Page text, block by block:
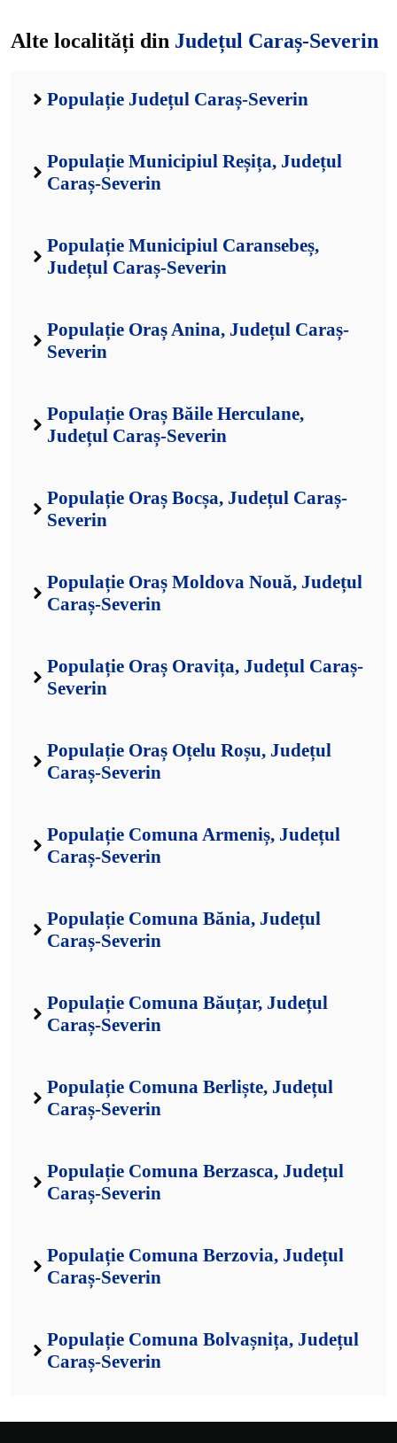
Alte localități din Județul Caraș-Severin
Populație Județul Caraș-Severin
Populație Municipiul Reșița, Județul
Caraș-Severin
Populație Municipiul Caransebeș,
Județul Caraș-Severin
Populație Oraș Anina, Județul Caraș-
Severin
Populație Oraș Băile Herculane,
Județul Caraș-Severin
Populație Oraș Bocșa, Județul Caraș-
Severin
Populație Oraș Moldova Nouă, Județul
Caraș-Severin
Populație Oraș Oravița, Județul Caraș-
Severin
Populație Oraș Oțelu Roșu, Județul
Caraș-Severin
Populație Comuna Armeniș, Județul
Caraș-Severin
Populație Comuna Bănia, Județul
Caraș-Severin
Populație Comuna Băuțar, Județul
Caraș-Severin
Populație Comuna Berliște, Județul
Caraș-Severin
Populație Comuna Berzasca, Județul
Caraș-Severin
Populație Comuna Berzovia, Județul
Caraș-Severin
Populație Comuna Bolvașnița, Județul
Caraș-Severin